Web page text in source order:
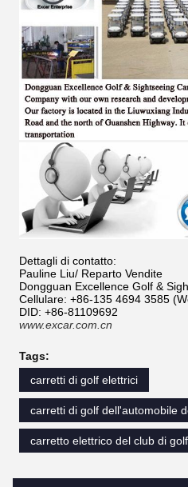
Dettagli di contatto:
Pauline Liu/ Reparto Vendite
Dongguan Excellence Golf &
Cellulare: +86-135 4694 3585
DID: +86-81109692
www.excar.com.cn
Tags:
carretti di golf elettrici
carretti di golf dell'automobile
carretto elettrico del club di golf